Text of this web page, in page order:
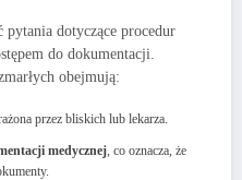
pytania dotyczące procedur
do dokumentacji.
obejmują:
przez bliskich lub lekarza.
medycznej , co oznacza, że